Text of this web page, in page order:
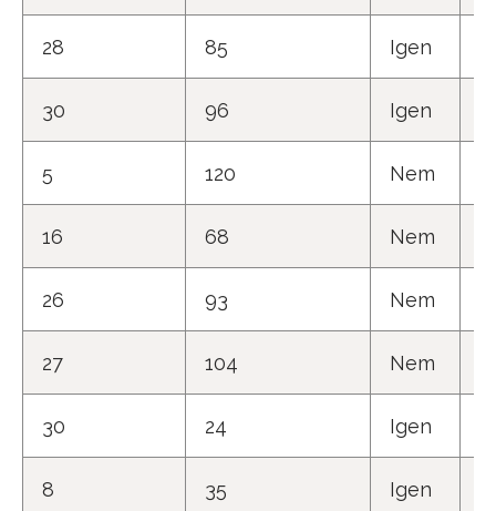
28 85 Igen
30 96 Igen
5 120 Nem
16 68 Nem
26 93 Nem
27 104 Nem
30 24 Igen
8 35 Igen